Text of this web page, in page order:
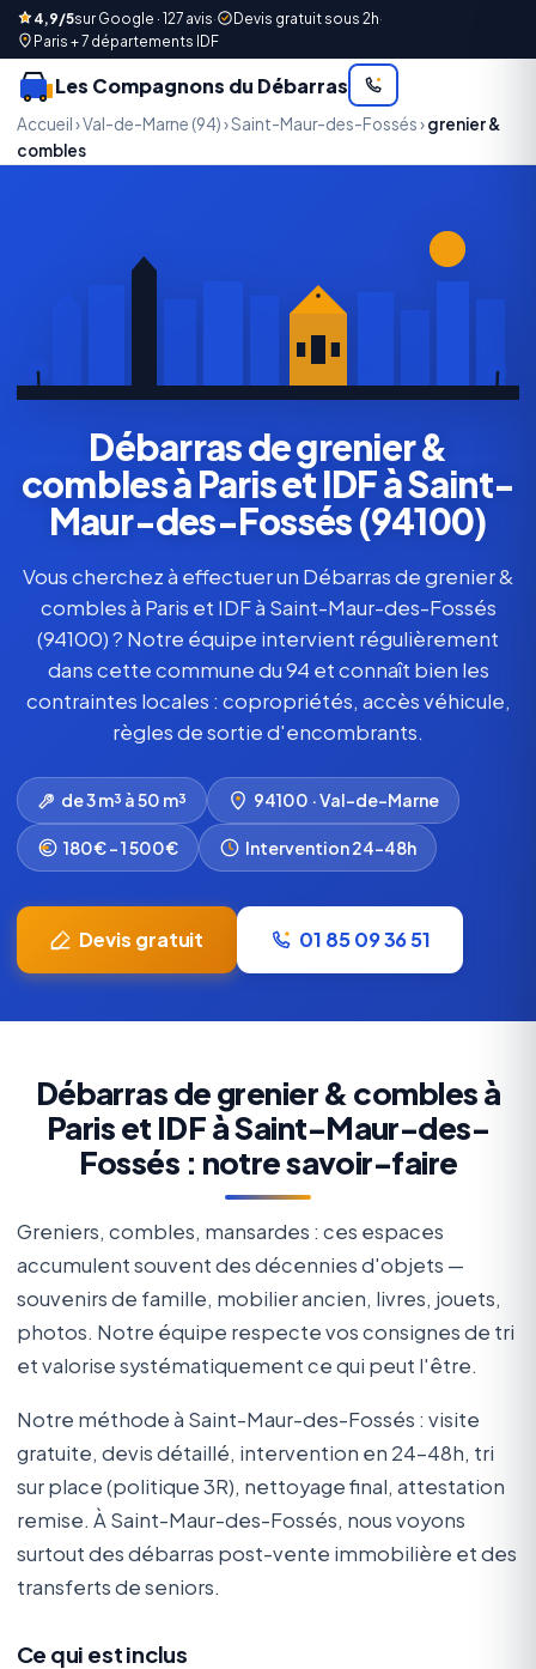
4,9/5sur Google · 127 avis· Devis gratuit sous 2h·
Paris + 7 départements IDF
Les Compagnons du Débarras
Accueil›Val-de-Marne (94)›Saint-Maur-des-Fossés› grenier &
combles
Débarras de grenier &
combles à Paris et IDF à Saint-
Maur-des-Fossés (94100)
Vous cherchez à effectuer un Débarras de grenier &
combles à Paris et IDF à Saint-Maur-des-Fossés
(94100) ? Notre équipe intervient régulièrement
dans cette commune du 94 et connaît bien les
contraintes locales : copropriétés, accès véhicule,
règles de sortie d'encombrants.
de 3 m³ à 50 m³ 94100 · Val-de-Marne
180€ – 1 500€ Intervention 24-48h
Devis gratuit 01 85 09 36 51
Débarras de grenier & combles à
Paris et IDF à Saint-Maur-des-
Fossés : notre savoir-faire
Greniers, combles, mansardes : ces espaces
accumulent souvent des décennies d'objets —
souvenirs de famille, mobilier ancien, livres, jouets,
photos. Notre équipe respecte vos consignes de tri
et valorise systématiquement ce qui peut l'être.
Notre méthode à Saint-Maur-des-Fossés : visite
gratuite, devis détaillé, intervention en 24-48h, tri
sur place (politique 3R), nettoyage final, attestation
remise. À Saint-Maur-des-Fossés, nous voyons
surtout des débarras post-vente immobilière et des
transferts de seniors.
Ce qui est inclus